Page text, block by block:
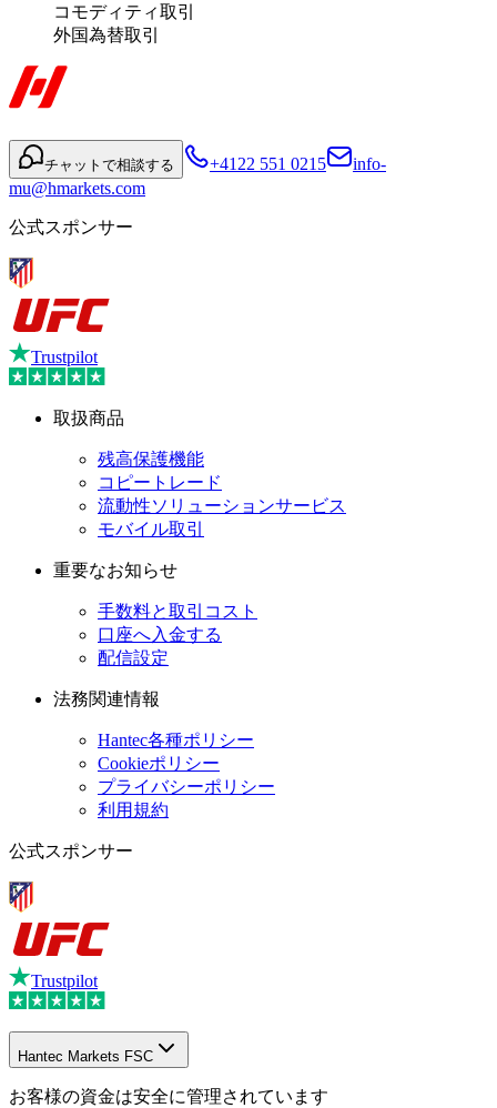
コモディティ取引
外国為替取引
チャットで相談する +4122 551 0215
info-
mu@hmarkets.com
公式スポンサー
Trustpilot
取扱商品
残高保護機能
コピートレード
流動性ソリューションサービス
モバイル取引
重要なお知らせ
手数料と取引コスト
口座へ入金する
配信設定
法務関連情報
Hantec各種ポリシー
Cookieポリシー
プライバシーポリシー
利用規約
公式スポンサー
Trustpilot
Hantec Markets FSC
お客様の資金は安全に管理されています